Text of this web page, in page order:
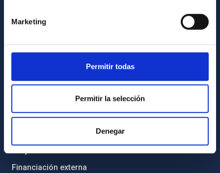
Marketing
Permitir todas
Permitir la selección
Denegar
Legislación
Código ético y política antifraude
Igualdad y diversidad de género
Forever IAC
Medio Ambiente y Sostenibilidad
Proyectos institucionales
Financiación externa